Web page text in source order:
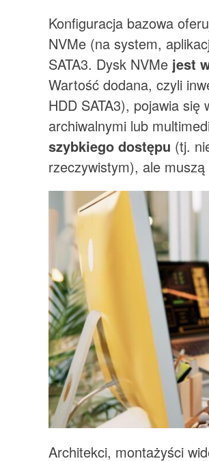
Konfiguracja bazowa
NVMe (na system,
SATA3. Dysk NVMe jest
Wartość dodana, czyli
HDD SATA3), pojawia
archiwalnymi lub
szybkiego dostępu (tj.
rzeczywistym), ale
Architekci, montażyści